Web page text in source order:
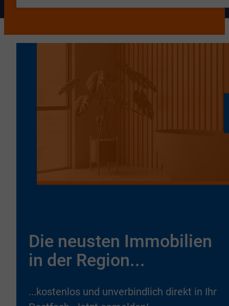
Die neusten Immobilien
in der Region...
...kostenlos und unverbindlich direkt in Ihr